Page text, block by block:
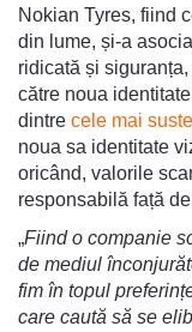
Nokian Tyres, fiind
din lume, și-a
ridicată și
către noua
dintre cele mai
noua sa identitate
oricând, valorile
responsabilă față
„Fiind o companie
de mediul
fim în topul
care caută să se